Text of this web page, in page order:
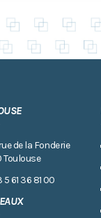
de la Fonderie
Toulouse
5 61 36 81 00